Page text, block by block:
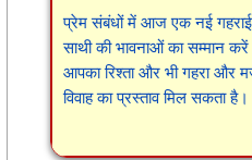
प्रेम संबंधों में आज एक नई
साथी की भावनाओं का सम्मान
आपका रिश्ता और भी गहरा और
विवाह का प्रस्ताव मिल सकता है।